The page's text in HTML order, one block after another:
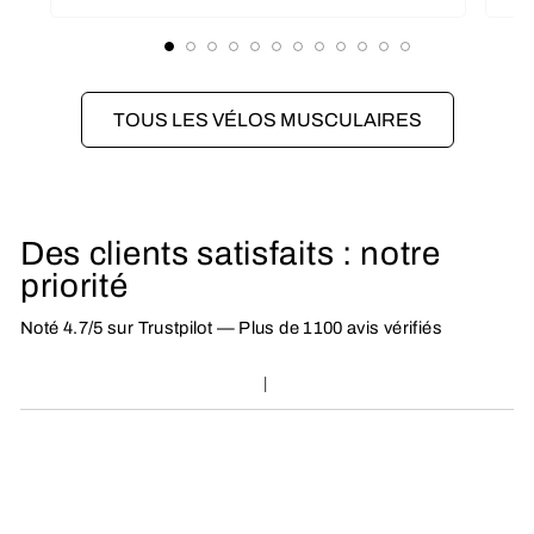
TOUS LES VÉLOS MUSCULAIRES
Des clients satisfaits : notre
priorité
Noté 4.7/5 sur Trustpilot — Plus de 1100 avis vérifiés